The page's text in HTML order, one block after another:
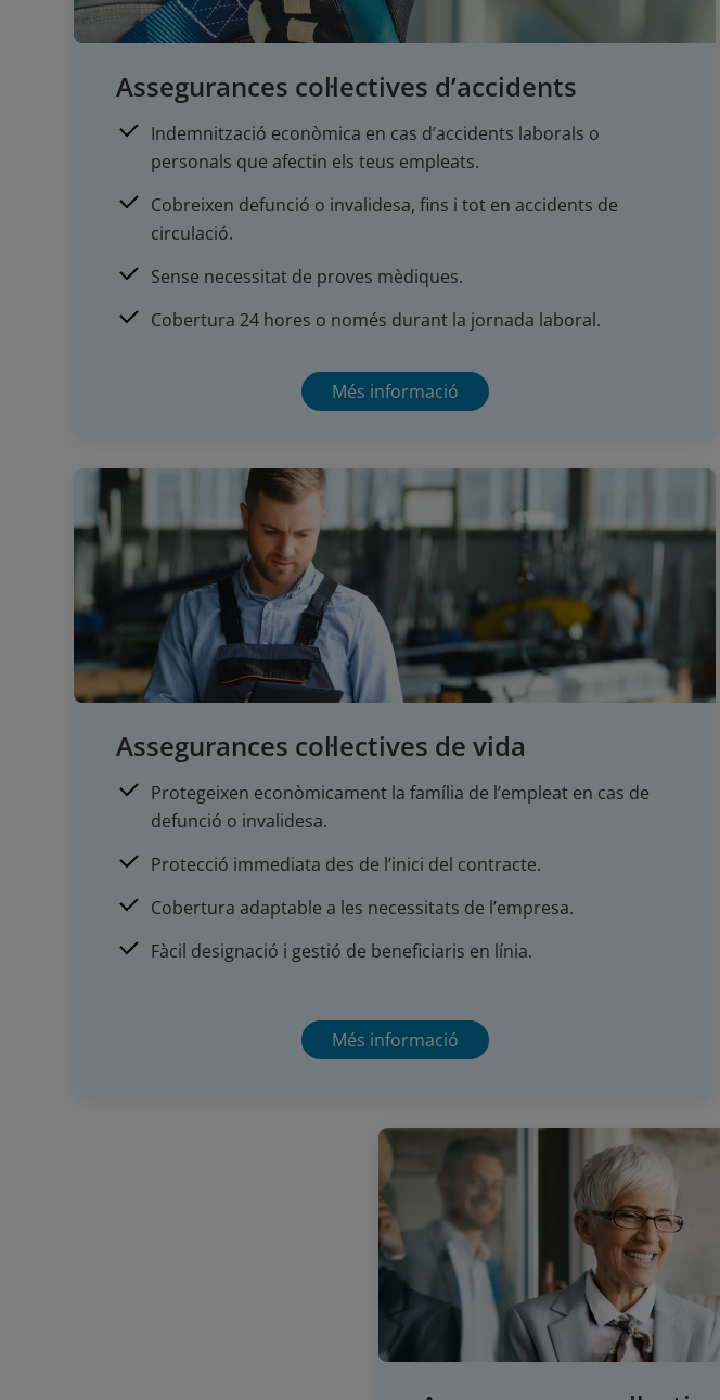
Assegurances col·lectives d’accidents
Indemnització econòmica en cas d’accidents laborals o
personals que afectin els teus empleats.
Cobreixen defunció o invalidesa, fins i tot en accidents de
circulació.
Sense necessitat de proves mèdiques.
Cobertura 24 hores o només durant la jornada laboral.
Més informació
Assegurances col·lectives de vida
Protegeixen econòmicament la família de l’empleat en cas de
defunció o invalidesa.
Protecció immediata des de l’inici del contracte.
Cobertura adaptable a les necessitats de l’empresa.
Fàcil designació i gestió de beneficiaris en línia.
Més informació